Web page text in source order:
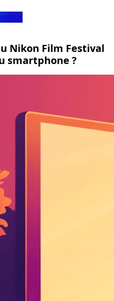
Nikon Film Festival
smartphone ?